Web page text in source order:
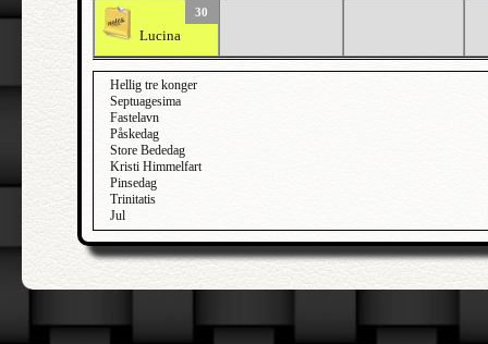
30
Lucina
Hellig tre konger
Septuagesima
Fastelavn
Påskedag
Store Bededag
Kristi Himmelfart
Pinsedag
Trinitatis
Jul